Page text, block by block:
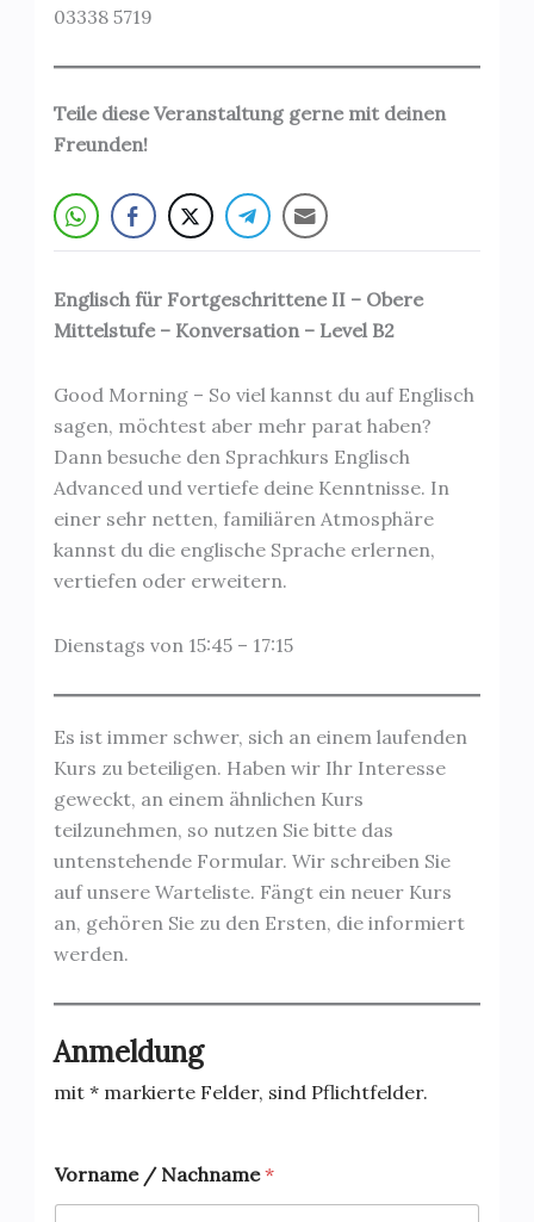
03338 5719
Teile diese Veranstaltung gerne mit deinen
Freunden!
Englisch für Fortgeschrittene II – Obere
Mittelstufe – Konversation – Level B2
Good Morning – So viel kannst du auf Englisch
sagen, möchtest aber mehr parat haben?
Dann besuche den Sprachkurs Englisch
Advanced und vertiefe deine Kenntnisse. In
einer sehr netten, familiären Atmosphäre
kannst du die englische Sprache erlernen,
vertiefen oder erweitern.
Dienstags von 15:45 – 17:15
Es ist immer schwer, sich an einem laufenden
Kurs zu beteiligen. Haben wir Ihr Interesse
geweckt, an einem ähnlichen Kurs
teilzunehmen, so nutzen Sie bitte das
untenstehende Formular. Wir schreiben Sie
auf unsere Warteliste. Fängt ein neuer Kurs
an, gehören Sie zu den Ersten, die informiert
werden.
Anmeldung
mit * markierte Felder, sind Pflichtfelder.
Vorname / Nachname*